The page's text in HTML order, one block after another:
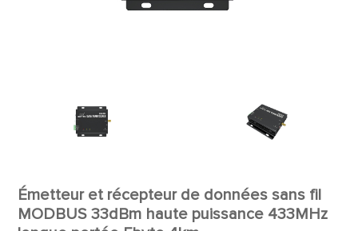
Émetteur et récepteur de données sans fil
MODBUS 33dBm haute puissance 433MHz